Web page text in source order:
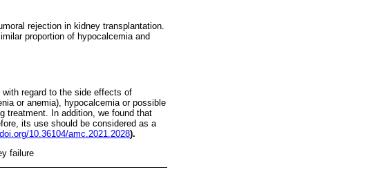
rejection in kidney transplantation.
proportion of hypocalcemia and
regard to the side effects of
or anemia), hypocalcemia or possible
treatment. In addition, we found that
its use should be considered as a
10.36104/amc.2021.2028).
failure